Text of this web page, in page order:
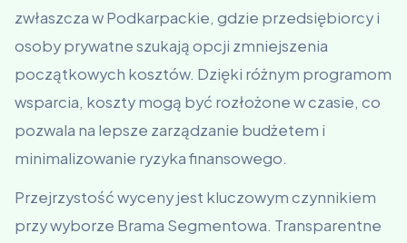
zwłaszcza w Podkarpackie, gdzie przedsiębiorcy i
osoby prywatne szukają opcji zmniejszenia
początkowych kosztów. Dzięki różnym programom
wsparcia, koszty mogą być rozłożone w czasie, co
pozwala na lepsze zarządzanie budżetem i
minimalizowanie ryzyka finansowego.
Przejrzystość wyceny jest kluczowym czynnikiem
przy wyborze Brama Segmentowa. Transparentne